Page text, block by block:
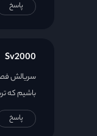
پاسخ
Sv2000
سریالش
باشیم که
پاسخ